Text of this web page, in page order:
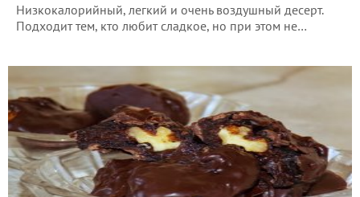
Низкокалорийный, легкий и очень воздушный десерт.
Подходит тем, кто любит сладкое, но при этом не…